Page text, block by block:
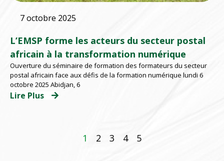
7 octobre 2025
L’EMSP forme les acteurs du secteur postal
africain à la transformation numérique
Ouverture du séminaire de formation des formateurs du secteur
postal africain face aux défis de la formation numérique lundi 6
octobre 2025 Abidjan, 6
Lire Plus
1 2 3 4 5